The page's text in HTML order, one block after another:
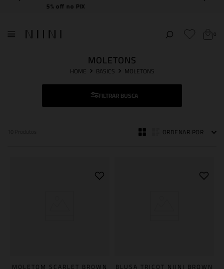
Frete Grátis
0
MOLETONS
BASICS MOLETONS
FILTRAR
ORDENAR POR